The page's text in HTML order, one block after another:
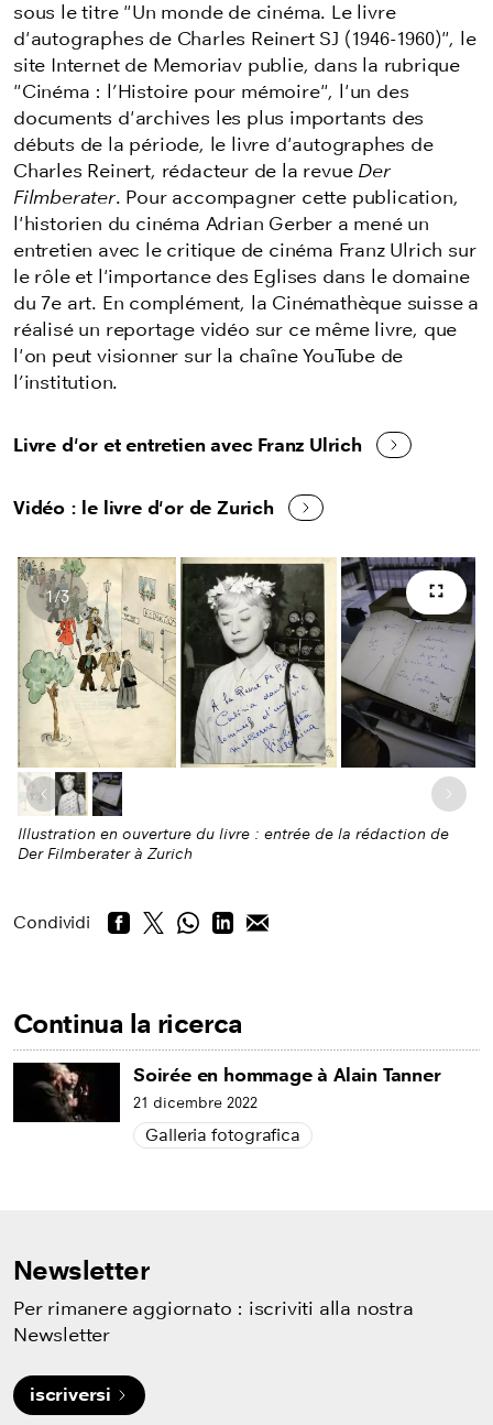
sous le titre "Un monde de cinéma. Le livre
d'autographes de Charles Reinert SJ (1946-1960)", le
site Internet de Memoriav publie, dans la rubrique
"Cinéma : l’Histoire pour mémoire", l'un des
documents d'archives les plus importants des
débuts de la période, le livre d'autographes de
Charles Reinert, rédacteur de la revue Der
Filmberater. Pour accompagner cette publication,
l'historien du cinéma Adrian Gerber a mené un
entretien avec le critique de cinéma Franz Ulrich sur
le rôle et l'importance des Eglises dans le domaine
du 7e art. En complément, la Cinémathèque suisse a
réalisé un reportage vidéo sur ce même livre, que
l'on peut visionner sur la chaîne YouTube de
l’institution.
Livre d'or et entretien avec Franz Ulrich
Vidéo : le livre d'or de Zurich
Numero di immagini
1/3
Immagine precedente
Illustration en ouverture du livre : entrée de la rédaction de
Der Filmberater à Zurich
Condividi
Continua la ricerca
Soirée en hommage à Alain Tanner
21 dicembre 2022
Galleria fotografica
Newsletter
Per rimanere aggiornato : iscriviti alla nostra
Newsletter
iscriversi